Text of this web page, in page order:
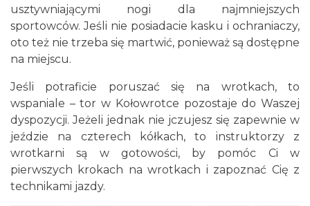
usztywniającymi nogi dla najmniejszych
sportowców. Jeśli nie posiadacie kasku i ochraniaczy,
oto też nie trzeba się martwić, ponieważ są dostępne
na miejscu.
Jeśli potraficie poruszać się na wrotkach, to
wspaniale – tor w Kołowrotce pozostaje do Waszej
dyspozycji. Jeżeli jednak nie jczujesz się zapewnie w
jeździe na czterech kółkach, to instruktorzy z
wrotkarni są w gotowości, by pomóc Ci w
pierwszych krokach na wrotkach i zapoznać Cię z
technikami jazdy.